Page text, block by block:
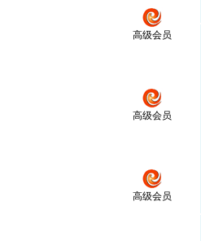
高级会员
高级会员
高级会员